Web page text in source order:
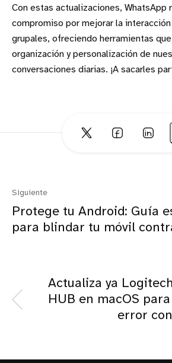
Con estas actualizaciones, WhatsApp
compromiso por mejorar la
grupales, ofreciendo herramientas
organización y personalización de
conversaciones diarias. ¡A sacarles
Siguiente
Protege tu Android: Guía
para blindar tu móvil
Actualiza ya
HUB en macOS
error